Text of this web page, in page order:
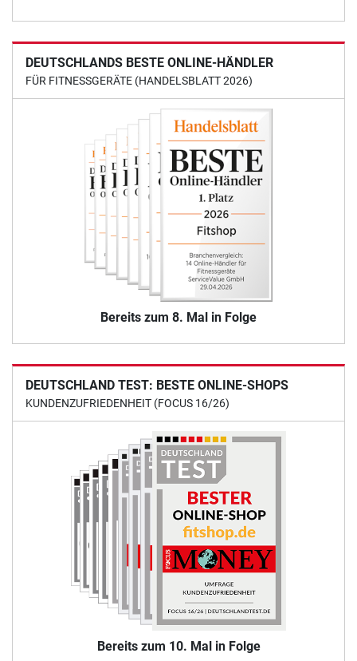
DEUTSCHLANDS BESTE ONLINE-HÄNDLER
FÜR FITNESSGERÄTE (HANDELSBLATT 2026)
Bereits zum 8. Mal in Folge
DEUTSCHLAND TEST: BESTE ONLINE-SHOPS
KUNDENZUFRIEDENHEIT (FOCUS 16/26)
Bereits zum 10. Mal in Folge